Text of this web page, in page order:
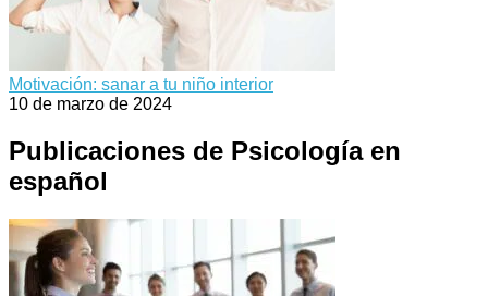
Motivación: sanar a tu niño interior
10 de marzo de 2024
Publicaciones de Psicología en
español